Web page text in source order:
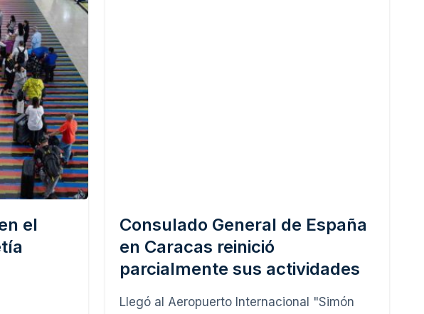
el
Consulado General de España
en Caracas reinició
parcialmente sus actividades
Llegó al Aeropuerto Internacional "Simón